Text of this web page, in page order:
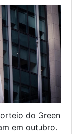
do Green
em outubro.